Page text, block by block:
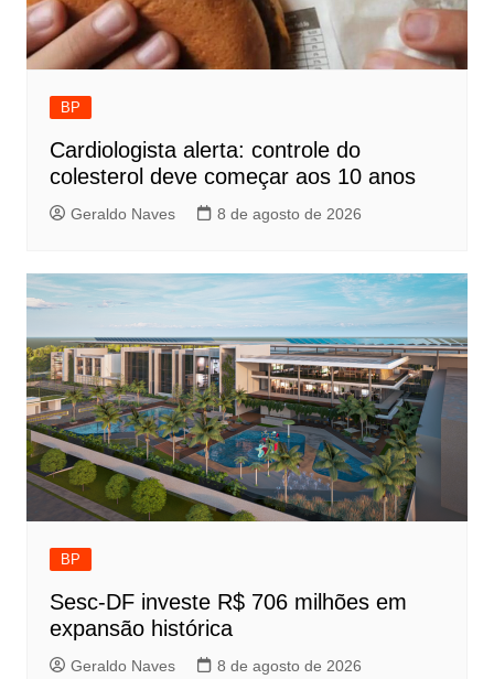
BP
Cardiologista alerta: controle do
colesterol deve começar aos 10 anos
Geraldo Naves 8 de agosto de 2026
BP
Sesc-DF investe R$ 706 milhões em
expansão histórica
Geraldo Naves 8 de agosto de 2026